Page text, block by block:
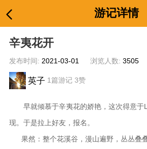
游记详情
辛夷花开
发布时间: 2021-03-01 浏览人数: 3505
英子 1篇游记 3赞
早就倾慕于辛夷花的娇艳，这次得意于
现。于是拉上好友，报名。
果然：整个花溪谷，漫山遍野，丛丛叠